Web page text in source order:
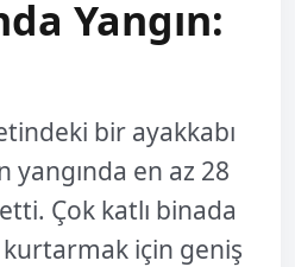
Yangın:
bir ayakkabı
yangında en az 28
Çok katlı binada
için geniş